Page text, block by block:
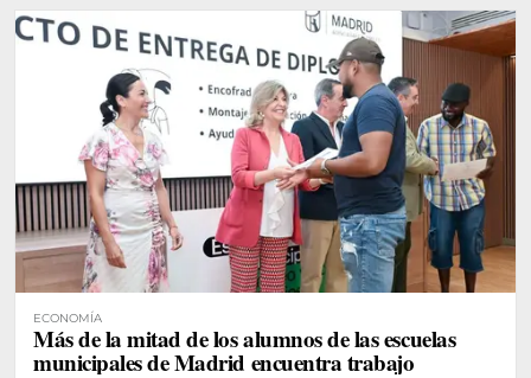
ECONOMÍA
Más de la mitad de los alumnos de las escuelas
municipales de Madrid encuentra trabajo